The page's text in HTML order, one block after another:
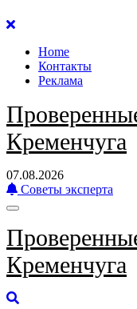
Перейти
содержанию
Home
Контакты
Реклама
Кременчуга
07.08.2026
Советы эксперта
Кременчуга